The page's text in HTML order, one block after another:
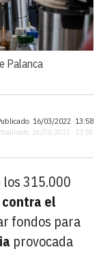
Palanca
16/03/2022 ·13:58
16/03/2022 · 13:58
los 315.000
el
fondos para
provocada